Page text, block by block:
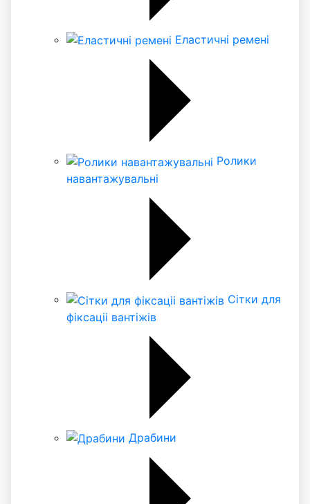
Еластичні ремені
Ролики
навантажувальні
Сітки для
фіксаціі вантіжів
Драбини